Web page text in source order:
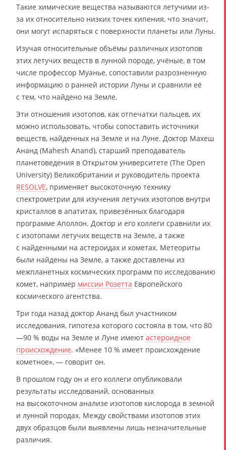
Такие химические вещества называются летучими из-
за их относительно низких точек кипения, что значит,
они могут испаряться с поверхности планеты или Луны.
Изучая относительные объёмы различных изотопов
этих летучих веществ в лунной породе, учёные, в том
числе профессор Муанье, сопоставили разрозненную
информацию о ранней истории Луны и сравнили её
с тем, что найдено на Земле.
Эти отношения изотопов, как отпечатки пальцев, их
можно использовать, чтобы сопоставить источники
веществ, найденных на Земле и на Луне. Доктор Махеш
Ананд (Mahesh Anand), старший преподаватель
планетоведения в Открытом университете (The Open
University) Великобритании и руководитель проекта
RESOLVE, применяет высокоточную технику
спектрометрии для изучения летучих изотопов внутри
кристаллов в апатитах, привезённых благодаря
программе Аполлон. Доктор и его коллеги сравнили их
с изотопами летучих веществ на Земле, а также
с найденными на астероидах и кометах. Метеориты
были найдены на Земле, а также доставлены из
межпланетных космических программ по исследованию
комет, например миссии Розетта Европейского
космического агентства.
Три года назад доктор Ананд был участником
исследования, гипотеза которого состояла в том, что 80
—90 % воды на Земле и Луне имеют астероидное
происхождение. «Менее 10 % имеет происхождение
кометное», — говорит он.
В прошлом году он и его коллеги опубликовали
результаты исследований, основанных
на высокоточном анализе изотопов кислорода в земной
и лунной породах. Между свойствами изотопов этих
двух образцов были выявлены лишь незначительные
различия.